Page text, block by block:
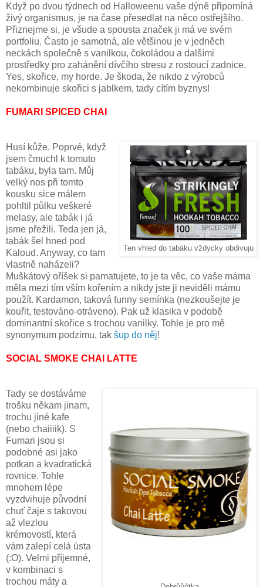
Když po dvou týdnech od Halloweenu vaše dýně připomíná
živý organismus, je na čase přesedlat na něco ostřejšího.
Přiznejme si, je všude a spousta značek ji má ve svém
portfoliu. Často je samotná, ale většinou je v jedněch
neckách společně s vanilkou, čokoládou a dalšími
prostředky pro zahánění dívčího stresu z rostoucí zadnice.
Yes, skořice, my horde. Je škoda, že nikdo z výrobců
nekombinuje skořici s jablkem, tady cítím byznys!
FUMARI SPICED CHAI
Ten vhled do tabáku vždycky obdivuju
Husí kůže. Poprvé, když
jsem čmuchl k tomuto
tabáku, byla tam. Můj
velký nos při tomto
kousku sice málem
pohltil půlku veškeré
melasy, ale tabák i já
jsme přežili. Teda jen já,
tabák šel hned pod
Kaloud. Anyway, co tam
vlastně naházeli?
Muškátový oříšek si pamatujete, to je ta věc, co vaše máma
měla mezi tím vším kořením a nikdy jste ji neviděli mámu
použít. Kardamon, taková funny semínka (nezkoušejte je
kouřit, testováno-otráveno). Pak už klasika v podobě
dominantní skořice s trochou vanilky. Tohle je pro mě
synonymum podzimu, tak šup do něj!
SOCIAL SMOKE CHAI LATTE
Tady se dostáváme
trošku někam jinam,
trochu jiné kafe
(nebo chaiiiik). S
Fumari jsou si
podobné asi jako
potkan a kvadratická
rovnice. Tohle
mnohem lépe
vyzdvihuje původní
chuť čaje s takovou
až vlezlou
krémovostí, která
vám zalepí celá ústa
(:O). Velmi příjemné,
v kombinaci s
trochou máty a